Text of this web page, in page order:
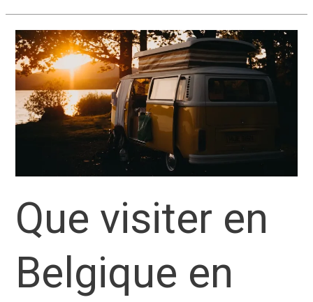
jardin
à
visiter
en
Belgique
Que visiter en
Belgique en